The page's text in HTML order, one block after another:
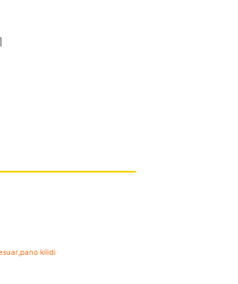
, pano kilidi